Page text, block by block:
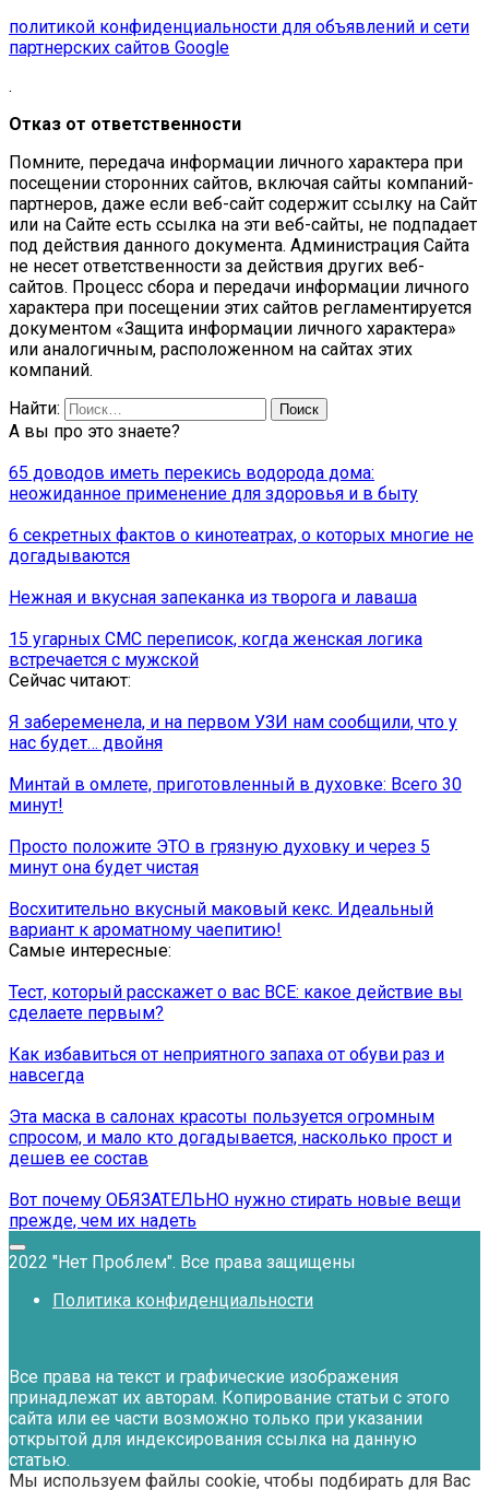
политикой конфиденциальности для объявлений и сети
партнерских сайтов Google
.
Отказ от ответственности
Помните, передача информации личного характера при
посещении сторонних сайтов, включая сайты компаний-
партнеров, даже если веб-сайт содержит ссылку на Сайт
или на Сайте есть ссылка на эти веб-сайты, не подпадает
под действия данного документа. Администрация Сайта
не несет ответственности за действия других веб-
сайтов. Процесс сбора и передачи информации личного
характера при посещении этих сайтов регламентируется
документом «Защита информации личного характера»
или аналогичным, расположенном на сайтах этих
компаний.
Найти:
А вы про это знаете?
65 доводов иметь перекись водорода дома:
неожиданное применение для здоровья и в быту
6 секретных фактов о кинотеатрах, о которых многие не
догадываются
Нежная и вкусная запеканка из творога и лаваша
15 угарных СМС переписок, когда женская логика
встречается с мужской
Сейчас читают:
Я забеременела, и на первом УЗИ нам сообщили, что у
нас будет… двойня
Минтай в омлете, приготовленный в духовке: Всего 30
минут!
Просто положите ЭТО в грязную духовку и через 5
минут она будет чистая
Восхитительно вкусный маковый кекс. Идеальный
вариант к ароматному чаепитию!
Самые интересные:
Тест, который расскажет о вас ВСЕ: какое действие вы
сделаете первым?
Как избавиться от неприятного запаха от обуви раз и
навсегда
Эта маска в салонах красоты пользуется огромным
спросом, и мало кто догадывается, насколько прост и
дешев ее состав
Вот почему ОБЯЗАТЕЛЬНО нужно стирать новые вещи
прежде, чем их надеть
2022 "Нет Проблем". Все права защищены
Политика конфиденциальности
Все права на текст и графические изображения
принадлежат их авторам. Копирование статьи с этого
сайта или ее части возможно только при указании
открытой для индексирования ссылка на данную
статью.
Мы используем файлы cookie, чтобы подбирать для Вас